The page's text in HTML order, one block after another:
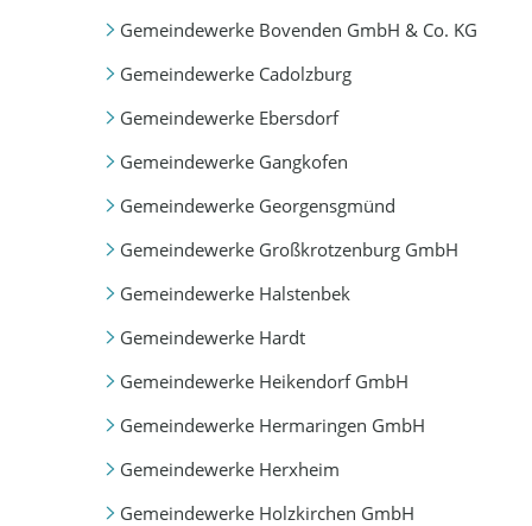
Gemeindewerke Bovenden GmbH & Co. KG
Gemeindewerke Cadolzburg
Gemeindewerke Ebersdorf
Gemeindewerke Gangkofen
Gemeindewerke Georgensgmünd
Gemeindewerke Großkrotzenburg GmbH
Gemeindewerke Halstenbek
Gemeindewerke Hardt
Gemeindewerke Heikendorf GmbH
Gemeindewerke Hermaringen GmbH
Gemeindewerke Herxheim
Gemeindewerke Holzkirchen GmbH